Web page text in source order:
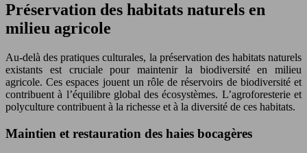
Préservation des habitats naturels en
milieu agricole
Au-delà des pratiques culturales, la préservation des habitats naturels
existants est cruciale pour maintenir la biodiversité en milieu
agricole. Ces espaces jouent un rôle de réservoirs de biodiversité et
contribuent à l’équilibre global des écosystèmes. L’agroforesterie et
polyculture contribuent à la richesse et à la diversité de ces habitats.
Maintien et restauration des haies bocagères